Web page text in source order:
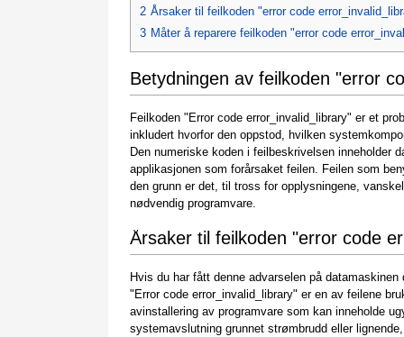
2 Årsaker til feilkoden "error code
3 Måter å reparere feilkoden "error code
Betydningen av feilkoden "error
Feilkoden "Error code error_invalid_library" er et
inkludert hvorfor den oppstod, hvilken
Den numeriske koden i feilbeskrivelsen inneholder
applikasjonen som forårsaket feilen. Feilen som
den grunn er det, til tross for opplysningene,
nødvendig programvare.
Årsaker til feilkoden "error code
Hvis du har fått denne advarselen på
"Error code error_invalid_library" er en av feilene
avinstallering av programvare som kan inneholde
systemavslutning grunnet strømbrudd eller